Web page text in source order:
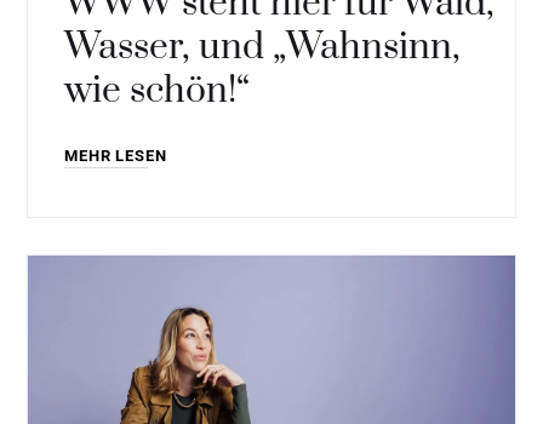
Wasser, und „Wahnsinn,
wie schön!“
MEHR LESEN